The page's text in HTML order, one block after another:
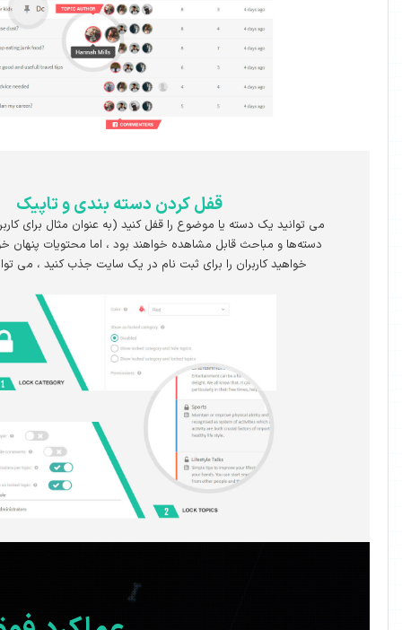
قفل کردن دسته بندی و تاپیک
یا موضوع را قفل کنید (به عنوان مثال برای کاربران غیر ثبت شده).
قابل مشاهده خواهند بود ، اما محتویات پنهان خواهند شد. اگر می
را برای ثبت نام در یک سایت جذب کنید ، می تواند مفید باشد.